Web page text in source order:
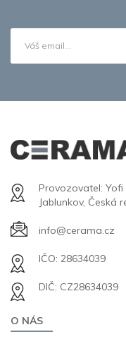
Provozovatel: Yofi
Jablunkov, Česká
info@cerama.cz
IČO: 28634039
DIČ: CZ28634039
O NÁS